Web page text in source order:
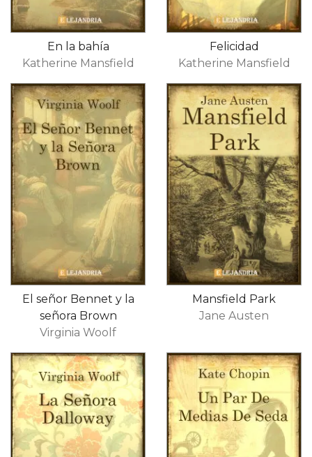
En la bahía
Katherine Mansfield
Felicidad
Katherine Mansfield
El señor Bennet y la
señora Brown
Virginia Woolf
Mansfield Park
Jane Austen